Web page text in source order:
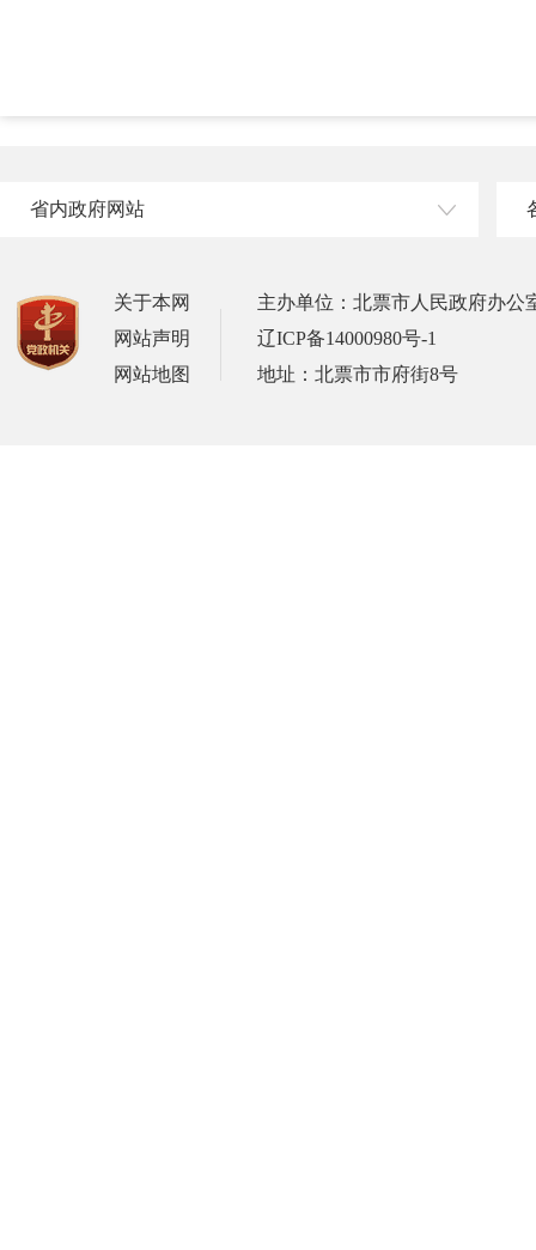
省内政府网站
关于本网
网站声明
网站地图
主办单位：北票市人民政府办公
辽ICP备14000980号-1
地址：北票市市府街8号